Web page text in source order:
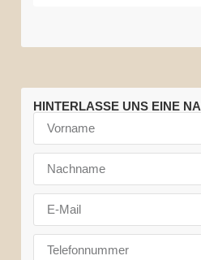
HINTERLASSE UNS EINE